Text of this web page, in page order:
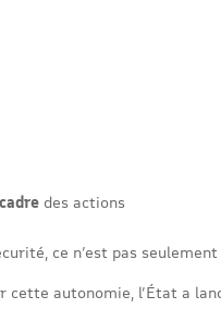
des actions
ce n’est pas
cette autonomie, l’État a